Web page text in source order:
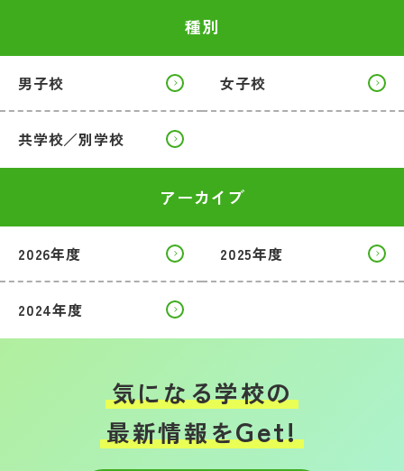
種別
男子校 女子校
共学校／別学校
アーカイブ
2026年度 2025年度
2024年度
気になる学校の
最新情報をGet!